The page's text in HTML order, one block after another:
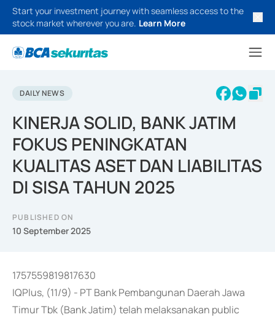
Start your investment journey with seamless access to the
stock market wherever you are. Learn More
DAILY NEWS
KINERJA SOLID, BANK JATIM
FOKUS PENINGKATAN
KUALITAS ASET DAN LIABILITAS
DI SISA TAHUN 2025
PUBLISHED ON
10 September 2025
1757559819817630
IQPlus, (11/9) - PT Bank Pembangunan Daerah Jawa
Timur Tbk (Bank Jatim) telah melaksanakan public